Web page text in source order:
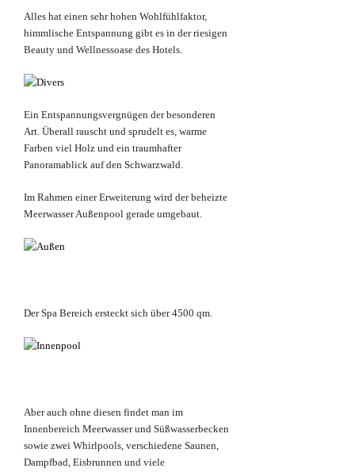
Alles hat einen sehr hohen Wohlfühlfaktor,
himmlische Entspannung gibt es in der riesigen
Beauty und Wellnessoase des Hotels.
Ein Entspannungsvergnügen der besonderen
Art. Überall rauscht und sprudelt es, warme
Farben viel Holz und ein traumhafter
Panoramablick auf den Schwarzwald.
Im Rahmen einer Erweiterung wird der beheizte
Meerwasser Außenpool gerade umgebaut.
Der Spa Bereich ersteckt sich über 4500 qm.
Aber auch ohne diesen findet man im
Innenbereich Meerwasser und Süßwasserbecken
sowie zwei Whirlpools, verschiedene Saunen,
Dampfbad, Eisbrunnen und viele